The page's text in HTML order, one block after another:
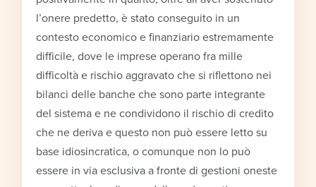
l’onere predetto, è stato conseguito in un
contesto economico e finanziario estremamente
difficile, dove le imprese operano fra mille
difficoltà e rischio aggravato che si riflettono nei
bilanci delle banche che sono parte integrante
del sistema e ne condividono il rischio di credito
che ne deriva e questo non può essere letto su
base idiosincratica, o comunque non lo può
essere in via esclusiva a fronte di gestioni oneste